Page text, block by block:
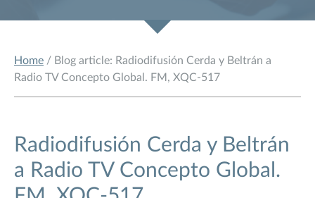
Home / Blog article: Radiodifusión Cerda y Beltrán a
Radio TV Concepto Global. FM, XQC-517
Radiodifusión Cerda y Beltrán
a Radio TV Concepto Global.